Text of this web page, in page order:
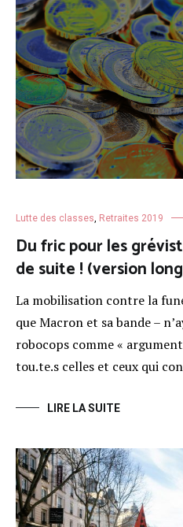
Lutte des classes, Retraites 2019
Du fric pour les
de suite ! (version
La mobilisation contre la
que Macron et sa bande –
robocops comme «
tou.te.s celles et ceux qui
LIRE LA SUITE